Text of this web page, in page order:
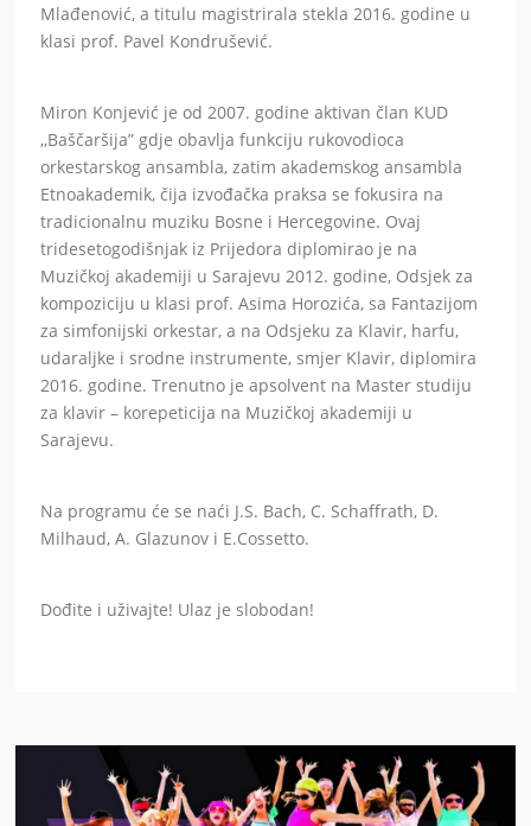
Mlađenović, a titulu magistrirala stekla 2016. godine u
klasi prof. Pavel Kondrušević.
Miron Konjević je od 2007. godine aktivan član KUD
,,Baščaršija” gdje obavlja funkciju rukovodioca
orkestarskog ansambla, zatim akademskog ansambla
Etnoakademik, čija izvođačka praksa se fokusira na
tradicionalnu muziku Bosne i Hercegovine. Ovaj
tridesetogodišnjak iz Prijedora diplomirao je na
Muzičkoj akademiji u Sarajevu 2012. godine, Odsjek za
kompoziciju u klasi prof. Asima Horozića, sa Fantazijom
za simfonijski orkestar, a na Odsjeku za Klavir, harfu,
udaraljke i srodne instrumente, smjer Klavir, diplomira
2016. godine. Trenutno je apsolvent na Master studiju
za klavir – korepeticija na Muzičkoj akademiji u
Sarajevu.
Na programu će se naći J.S. Bach, C. Schaffrath, D.
Milhaud, A. Glazunov i E.Cossetto.
Dođite i uživajte! Ulaz je slobodan!